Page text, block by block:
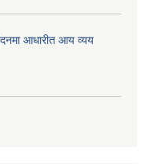
आधारीत आय व्यय